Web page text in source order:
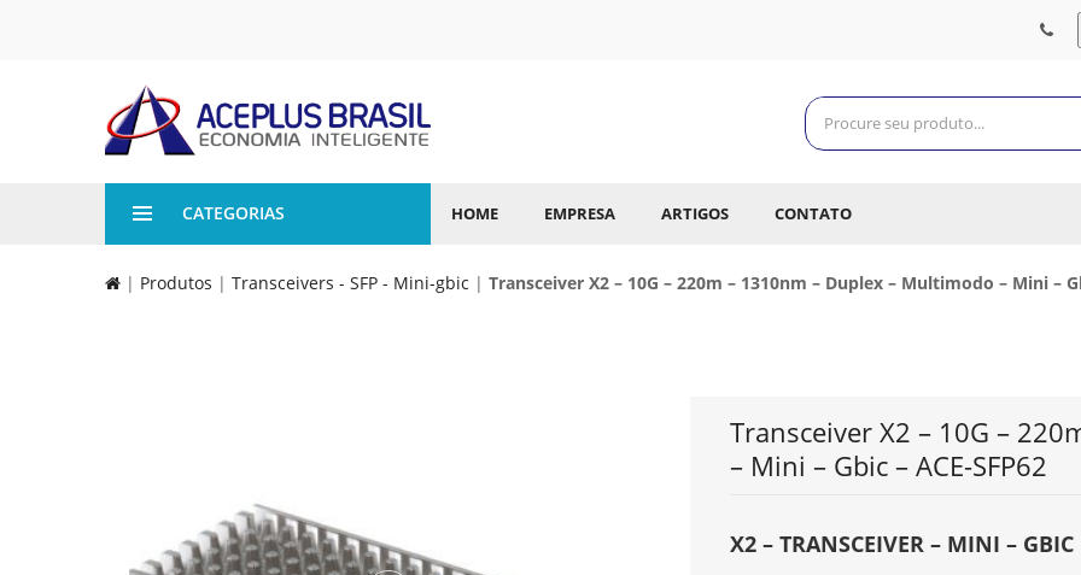
CATEGORIAS HOME EMPRESA ARTIGOS CONTATO
| Produtos | Transceivers - SFP - Mini-gbic | Transceiver X2 – 10G – 220m – 1310nm – Duplex – Multimodo – Mini –
Transceiver X2 – 10G –
– Mini – Gbic – ACE-SFP62
X2 – TRANSCEIVER – MINI – GBIC